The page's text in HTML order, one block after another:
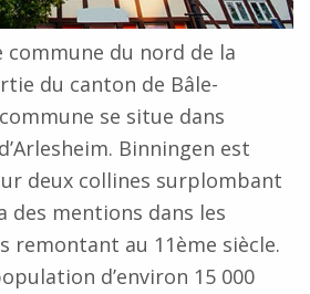
commune du nord de la
du canton de Bâle-
se situe dans
Binningen est
deux collines surplombant
des mentions dans les
remontant au 11ème siècle.
d’environ 15 000